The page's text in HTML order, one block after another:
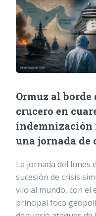
Ormuz al
crucero en
indemnización
una jornada
La jornada del lunes
sucesión de crisis
vilo al mundo, con el
principal foco